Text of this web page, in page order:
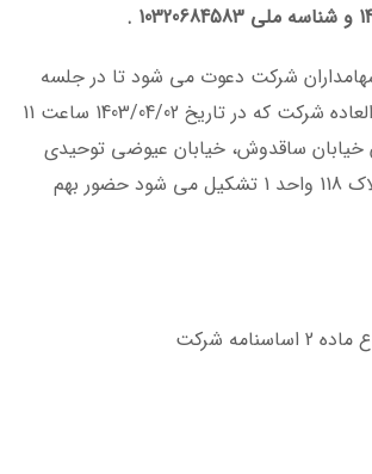
سهامداران شرکت دعوت می شود تا در جلسه
مجمع عمومی فوق العاده شرکت که در تاریخ 1403/04/02 ساعت 11
ساقدوش، خیابان عیوضی توحیدی
(گلستان چهارم)، پلاک 118 واحد 1 تشکیل می شود حضور بهم
شرکت